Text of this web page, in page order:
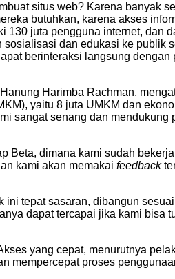
situs web? Karena banyak
butuhkan, karena akses
juta pengguna internet, dan
dan edukasi ke publik
berinteraksi langsung
Harimba Rachman,
yaitu 8 juta UMKM dan
sangat senang dan
Beta, dimana kami sudah
kami akan memakai feedback
ini tepat sasaran, dibangun
dapat tercapai jika kami bisa
yang cepat, menurutnya
mempercepat proses